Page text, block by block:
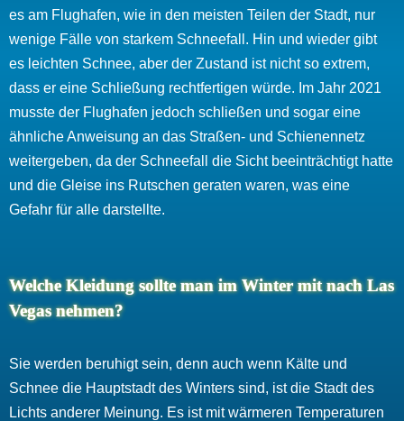
es am Flughafen, wie in den meisten Teilen der Stadt, nur
wenige Fälle von starkem Schneefall. Hin und wieder gibt
es leichten Schnee, aber der Zustand ist nicht so extrem,
dass er eine Schließung rechtfertigen würde. Im Jahr 2021
musste der Flughafen jedoch schließen und sogar eine
ähnliche Anweisung an das Straßen- und Schienennetz
weitergeben, da der Schneefall die Sicht beeinträchtigt hatte
und die Gleise ins Rutschen geraten waren, was eine
Gefahr für alle darstellte.
Welche Kleidung sollte man im Winter mit nach Las
Vegas nehmen?
Sie werden beruhigt sein, denn auch wenn Kälte und
Schnee die Hauptstadt des Winters sind, ist die Stadt des
Lichts anderer Meinung. Es ist mit wärmeren Temperaturen